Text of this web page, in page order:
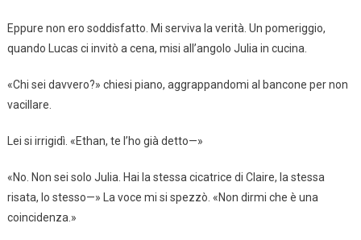
Eppure non ero soddisfatto. Mi serviva la verità. Un pomeriggio,
quando Lucas ci invitò a cena, misi all’angolo Julia in cucina.
«Chi sei davvero?» chiesi piano, aggrappandomi al bancone per non
vacillare.
Lei si irrigidì. «Ethan, te l’ho già detto—»
«No. Non sei solo Julia. Hai la stessa cicatrice di Claire, la stessa
risata, lo stesso—» La voce mi si spezzò. «Non dirmi che è una
coincidenza.»